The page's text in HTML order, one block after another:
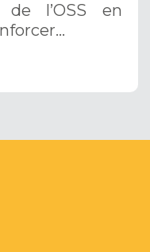
2024
de l’OSS en